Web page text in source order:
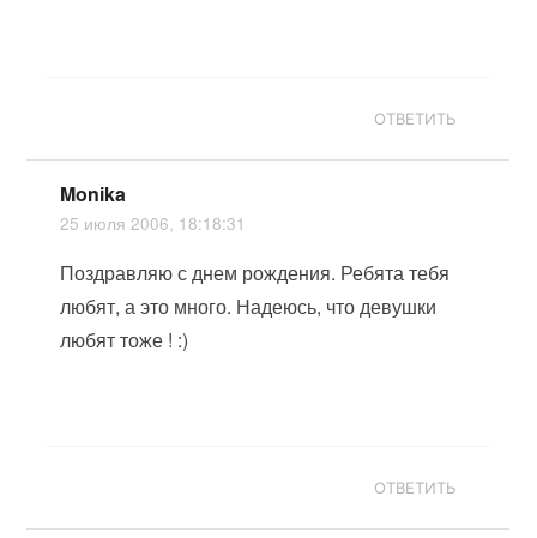
ОТВЕТИТЬ
Monika
25 июля 2006, 18:18:31
Поздравляю с днем рождения. Ребята тебя
любят, а это много. Надеюсь, что девушки
любят тоже ! :)
ОТВЕТИТЬ